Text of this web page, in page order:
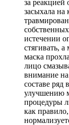
за реакцией
засыхала на
истечении
стягивать,
маска
лицо
внимание
составе ряд
улучшению
процедуры
как